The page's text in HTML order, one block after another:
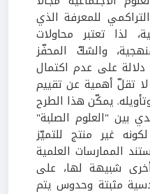
للمعرفة الذي
لذا تعتبر محاولات
والشكّ المحفّز
دلالة على عدم اكتمال
تقلّ أهمية عن تقييم
يمكّن هذا الطرح
بين "العلوم الصلبة"
غير منتج للتميّز
الممارسات العلمية
شبيهة لها، على
مثبتة وحدوس يتم